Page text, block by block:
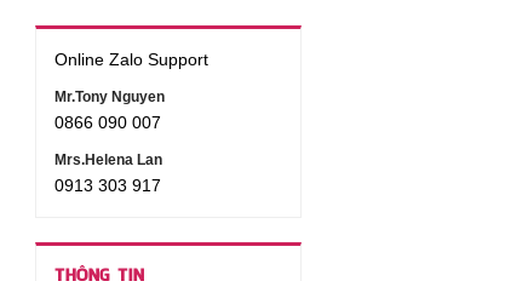
Online Zalo Support
Mr.Tony Nguyen
0866 090 007
Mrs.Helena Lan
0913 303 917
THÔNG TIN